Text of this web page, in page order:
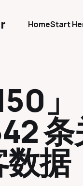
HomeStart
数据